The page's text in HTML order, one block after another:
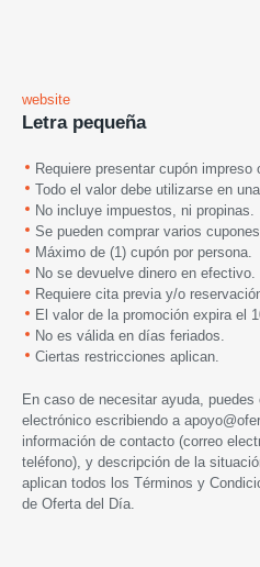
website
Letra pequeña
Requiere presentar cupón impreso
Todo el valor debe utilizarse en
No incluye impuestos, ni propinas.
Se pueden comprar varios
Máximo de (1) cupón por persona.
No se devuelve dinero en efectivo.
Requiere cita previa y/o
El valor de la promoción expira el
No es válida en días feriados.
Ciertas restricciones aplican.
En caso de necesitar ayuda,
electrónico escribiendo a
información de contacto (correo
teléfono), y descripción de la
aplican todos los Términos y
de Oferta del Día.